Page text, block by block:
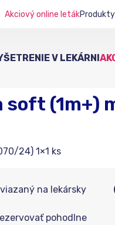
Akciový online letákProdukty
V LEKÁRNI
soft (1m+)
24) 1×1 ks
na lekársky
pohodlne